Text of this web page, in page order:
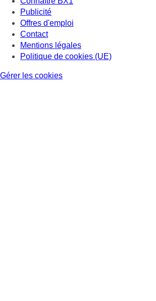
Publicité
Offres d'emploi
Contact
Mentions légales
Politique de cookies (UE)
Gérer les cookies